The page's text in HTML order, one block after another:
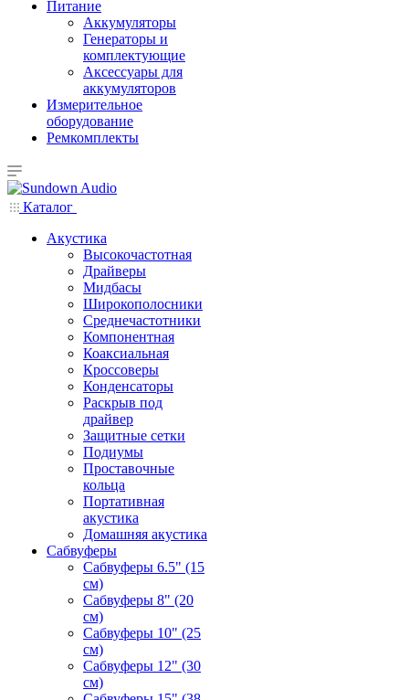
Питание
Аккумуляторы
Генераторы и
комплектующие
Аксессуары для
аккумуляторов
Измерительное
оборудование
Ремкомплекты
Каталог
Акустика
Высокочастотная
Драйверы
Мидбасы
Широкополосники
Среднечастотники
Компонентная
Коаксиальная
Кроссоверы
Конденсаторы
Раскрыв под
драйвер
Защитные сетки
Подиумы
Проставочные
кольца
Портативная
акустика
Домашняя акустика
Сабвуферы
Сабвуферы 6.5" (15
см)
Сабвуферы 8" (20
см)
Сабвуферы 10" (25
см)
Сабвуферы 12" (30
см)